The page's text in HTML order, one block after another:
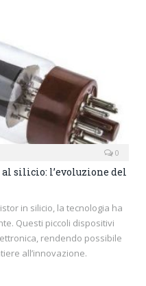
0
silicio: l’evoluzione del
in silicio, la tecnologia ha
Questi piccoli dispositivi
rendendo possibile
all’innovazione.